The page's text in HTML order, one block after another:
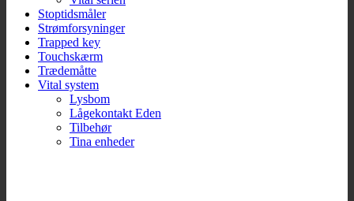
Stoptidsmåler
Strømforsyninger
Trapped key
Touchskærm
Trædemåtte
Vital system
Lysbom
Lågekontakt Eden
Tilbehør
Tina enheder